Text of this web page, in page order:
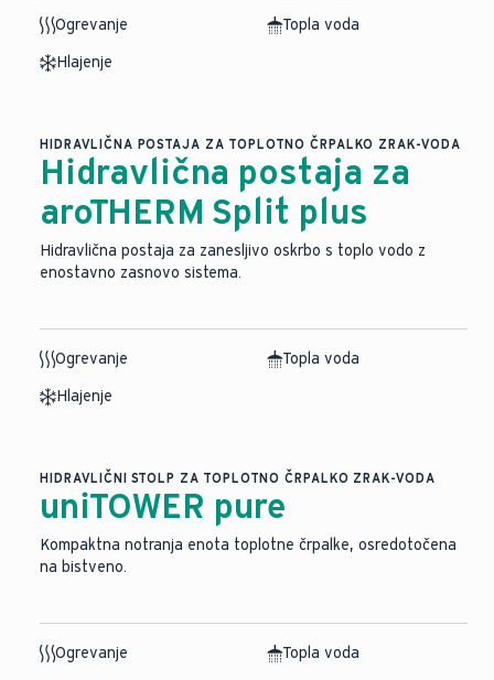
Ogrevanje
Topla voda
Hlajenje
HIDRAVLIČNA POSTAJA ZA TOPLOTNO ČRPALKO ZRAK-VODA
Hidravlična postaja za
aroTHERM Split plus
Hidravlična postaja za zanesljivo oskrbo s toplo vodo z
enostavno zasnovo sistema.
Ogrevanje
Topla voda
Hlajenje
HIDRAVLIČNI STOLP ZA TOPLOTNO ČRPALKO ZRAK-VODA
uniTOWER pure
Kompaktna notranja enota toplotne črpalke, osredotočena
na bistveno.
Ogrevanje
Topla voda